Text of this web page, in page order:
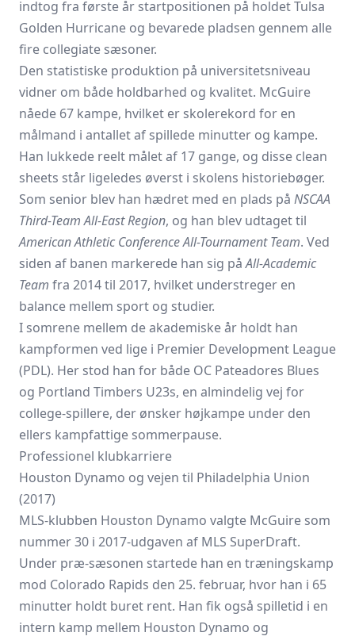
indtog fra første år startpositionen på holdet Tulsa
Golden Hurricane og bevarede pladsen gennem alle
fire collegiate sæsoner.
Den statistiske produktion på universitetsniveau
vidner om både holdbarhed og kvalitet. McGuire
nåede 67 kampe, hvilket er skolerekord for en
målmand i antallet af spillede minutter og kampe.
Han lukkede reelt målet af 17 gange, og disse clean
sheets står ligeledes øverst i skolens historiebøger.
Som senior blev han hædret med en plads på NSCAA
Third-Team All-East Region, og han blev udtaget til
American Athletic Conference All-Tournament Team. Ved
siden af banen markerede han sig påAll-Academic
Team fra 2014 til 2017, hvilket understreger en
balance mellem sport og studier.
I somrene mellem de akademiske år holdt han
kampformen ved lige i Premier Development League
(PDL). Her stod han for både OC Pateadores Blues
og Portland Timbers U23s, en almindelig vej for
college-spillere, der ønsker højkampe under den
ellers kampfattige sommerpause.
Professionel klubkarriere
Houston Dynamo og vejen til Philadelphia Union
(2017)
MLS-klubben Houston Dynamo valgte McGuire som
nummer 30 i 2017-udgaven af MLS SuperDraft.
Under præ-sæsonen startede han en træningskamp
mod Colorado Rapids den 25. februar, hvor han i 65
minutter holdt buret rent. Han fik også spilletid i en
intern kamp mellem Houston Dynamo og